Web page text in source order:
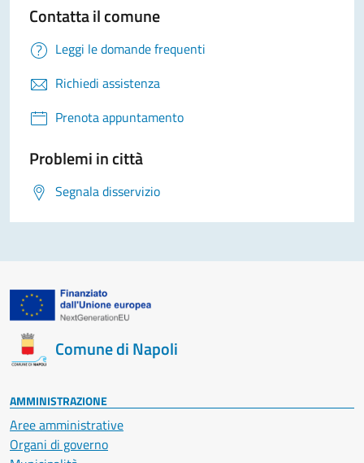
Contatta il comune
Leggi le domande frequenti
Richiedi assistenza
Prenota appuntamento
Problemi in città
Segnala disservizio
Comune di Napoli
AMMINISTRAZIONE
Aree amministrative
Organi di governo